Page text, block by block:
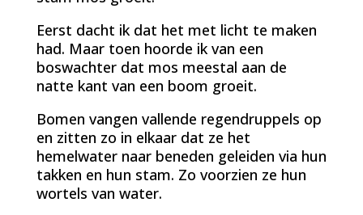
Eerst dacht ik dat het met licht te maken
had. Maar toen hoorde ik van een
boswachter dat mos meestal aan de
natte kant van een boom groeit.
Bomen vangen vallende regendruppels op
en zitten zo in elkaar dat ze het
hemelwater naar beneden geleiden via hun
takken en hun stam. Zo voorzien ze hun
wortels van water.